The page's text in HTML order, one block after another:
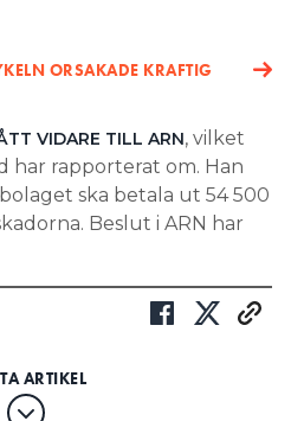
ORSAKADE KRAFTIG
VIDARE TILL ARN, vilket
har rapporterat om. Han
ska betala ut 54 500
Beslut i ARN har